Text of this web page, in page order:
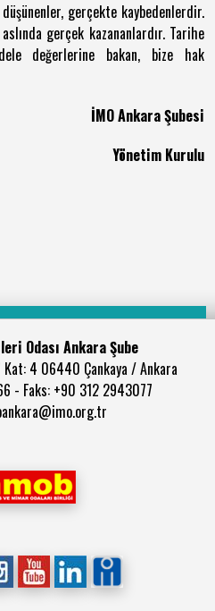
düşünenler, gerçekte kaybedenlerdir.
gerçek kazananlardır. Tarihe
değerlerine bakan, bize hak
İMO Ankara Şubesi
Yönetim Kurulu
Odası Ankara Şube
Kat: 4 06440 Çankaya / Ankara
- Faks: +90 312 2943077